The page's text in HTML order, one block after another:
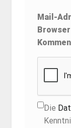
Mail-
Die